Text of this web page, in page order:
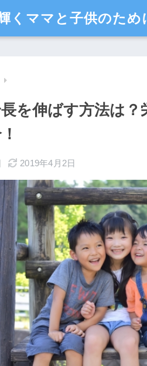
くママと子供のため
を伸ばす方法は？
2019年4月2日